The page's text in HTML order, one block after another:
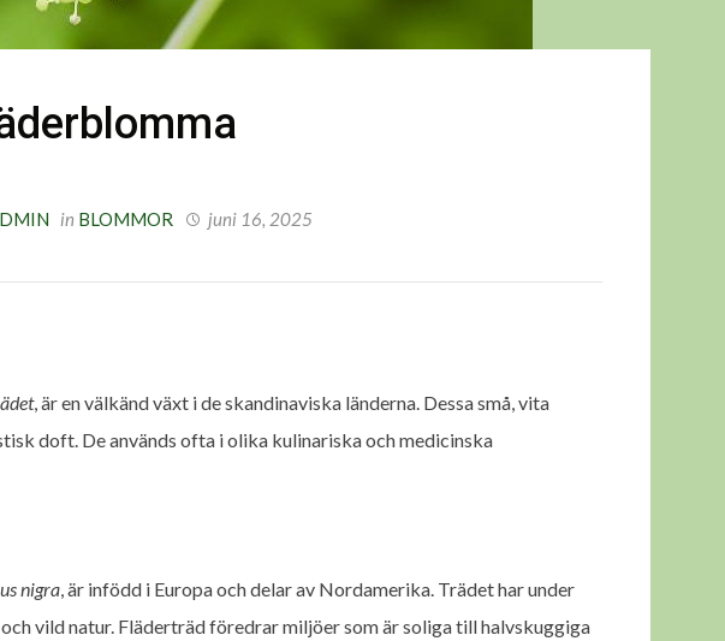
in BLOMMOR juni 16, 2025
, är en välkänd växt i de skandinaviska länderna. Dessa små, vita
doft. De används ofta i olika kulinariska och medicinska
nigra , är infödd i Europa och delar av Nordamerika. Trädet har under
vild natur. Fläderträd föredrar miljöer som är soliga till halvskuggiga